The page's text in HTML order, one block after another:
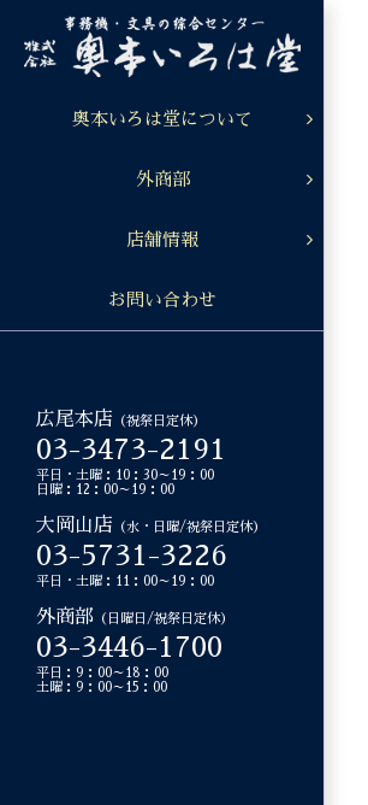
content
奥本いろは堂について
外商部
店舗情報
お問い合わせ
広尾本店 （祝祭日定休）
03-3473-2191
平日・土曜：10：30～19：00
日曜：12：00～19：00
大岡山店 （水・日曜/祝祭日定休）
03-5731-3226
平日・土曜：11：00～19：00
外商部 （日曜日/祝祭日定休）
03-3446-1700
平日：9：00～18：00
土曜：9：00～15：00